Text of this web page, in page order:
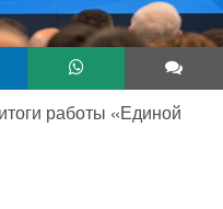
работы «Единой